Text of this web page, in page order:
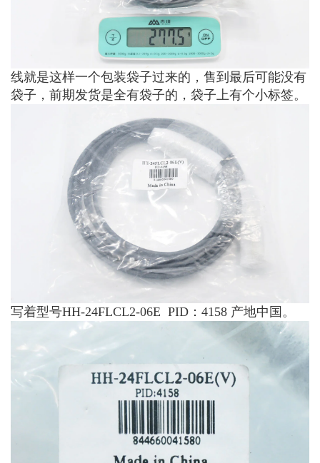
线就是这样一个包装袋子过来的，售到最后可能没有
袋子，前期发货是全有袋子的，袋子上有个小标签。
写着型号HH-24FLCL2-06E PID：4158 产地中国。